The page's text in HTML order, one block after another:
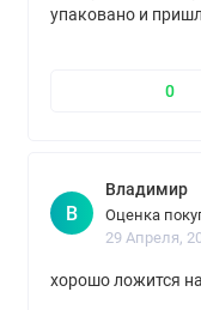
упаковано и
0
В
Владимир
Оценка
29 Апреля,
хорошо ложится